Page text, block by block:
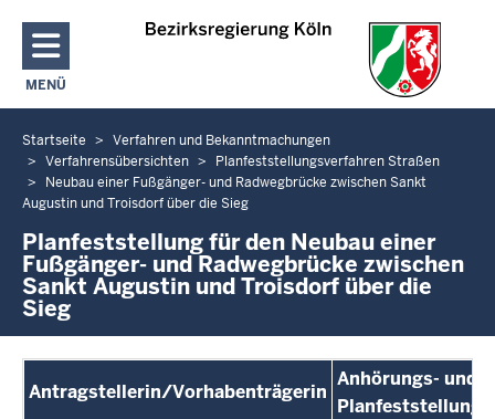
Direkt zum Inhalt
MENÜ
NAVIGATION AKTIVIEREN/DEAKTIVIEREN: HAUPTMENÜ
Sie
befinden
sich
Startseite
Verfahren und Bekanntmachungen
Verfahrensübersichten
Planfeststellungsverfahren Straßen
Neubau einer Fußgänger- und Radwegbrücke zwischen Sankt
Augustin und Troisdorf über die Sieg
Planfeststellung für den Neubau einer
Fußgänger- und Radwegbrücke zwischen
Sankt Augustin und Troisdorf über die
Sieg
Antragstellerin/Vorhabenträgerin
Anhörungs- und